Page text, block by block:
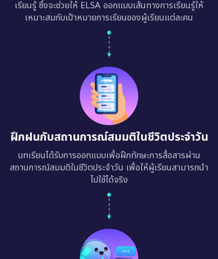
เรียนรู้ ซึ่งจะช่วยให้ ELSA ออกแบบเส้นทางการเรียนรู้ให้
เหมาะสมกับเป้าหมายการเรียนของผู้เรียนแต่ละคน
ฝึกฝนกับสถานการณ์สมมติในชีวิตประจำวัน
บทเรียนได้รับการออกแบบเพื่อฝึกทักษะการสื่อสารผ่าน
สถานการณ์สมมติในชีวิตประจำวัน เพื่อให้ผู้เรียนสามารถนำ
ไปใช้ได้จริง